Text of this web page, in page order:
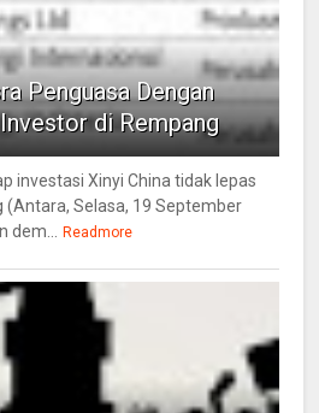
Penguasa Dengan
di Rempang
investasi Xinyi China tidak lepas
(Antara, Selasa, 19 September
dem...
Readmore